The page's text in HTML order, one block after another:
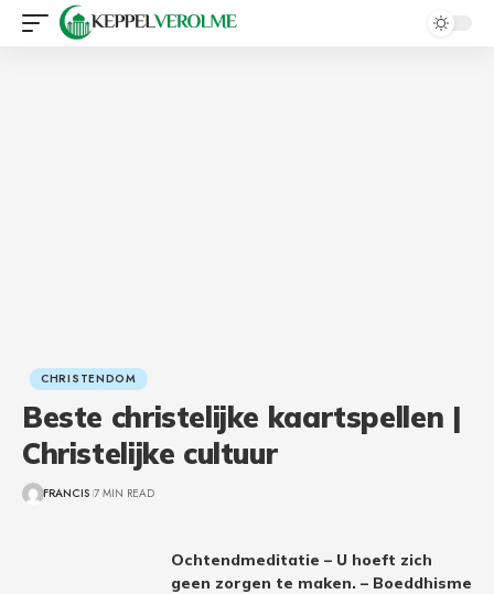
CHRISTENDOM
Beste christelijke kaartspellen |
Christelijke cultuur
FRANCIS 7 MIN READ
Ochtendmeditatie – U hoeft zich
geen zorgen te maken. – Boeddhisme